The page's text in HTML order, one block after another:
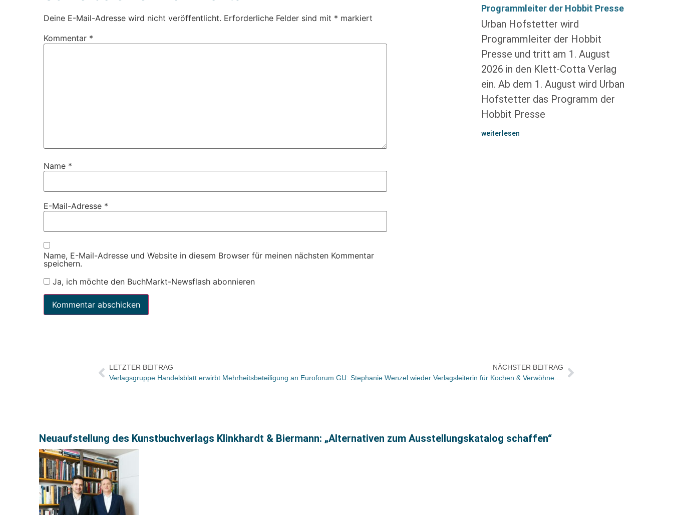
Deine E-Mail-Adresse wird nicht veröffentlicht. Erforderliche Felder sind mit * markiert
Kommentar *
Name *
E-Mail-Adresse *
Name, E-Mail-Adresse und Website in diesem Browser für meinen nächsten Kommentar
speichern.
Ja, ich möchte den BuchMarkt-Newsflash abonnieren
Programmleiter der Hobbit Presse
Urban Hofstetter wird
Programmleiter der Hobbit
Presse und tritt am 1. August
2026 in den Klett-Cotta Verlag
ein. Ab dem 1. August wird Urban
Hofstetter das Programm der
Hobbit Presse
weiterlesen
LETZTER BEITRAG
Verlagsgruppe Handelsblatt erwirbt Mehrheitsbeteiligung an Euroforum
NÄCHSTER BEITRAG
Neuaufstellung des Kunstbuchverlags Klinkhardt & Biermann: „Alternativen zum Ausstellungskatalog schaffen“